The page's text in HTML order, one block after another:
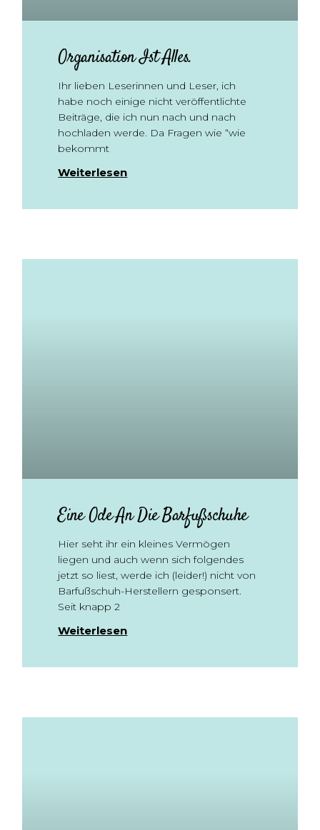
Organisation Ist Alles.
Ihr lieben Leserinnen und Leser, ich
habe noch einige nicht veröffentlichte
Beiträge, die ich nun nach und nach
hochladen werde. Da Fragen wie “wie
bekommt
Weiterlesen
Eine Ode An Die Barfußschuhe
Hier seht ihr ein kleines Vermögen
liegen und auch wenn sich folgendes
jetzt so liest, werde ich (leider!) nicht von
Barfußschuh-Herstellern gesponsert.
Seit knapp 2
Weiterlesen